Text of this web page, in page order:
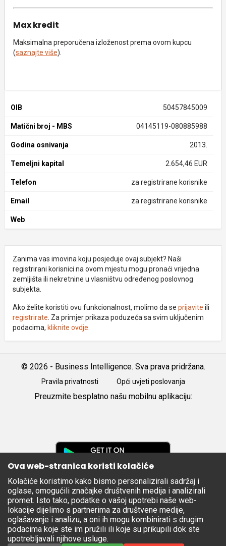
Max kredit
Maksimalna preporučena izloženost prema ovom kupcu
(saznajte više).
OIB 50457845009
Matični broj - MBS 04145119-080885988
Godina osnivanja 2013.
Temeljni kapital 2.654,46 EUR
Telefon za registrirane korisnike
Email za registrirane korisnike
Web
Zanima vas imovina koju posjeduje ovaj subjekt? Naši
registrirani korisnici na ovom mjestu mogu pronaći vrijedna
zemljišta ili nekretnine u vlasništvu određenog poslovnog
subjekta.
Ako želite koristiti ovu funkcionalnost, molimo da se prijavite ili
registrirate . Za primjer prikaza poduzeća sa svim uključenim
podacima, kliknite ovdje
© 2026 - Business Intelligence. Sva prava pridržana.
Pravila privatnosti Opći uvjeti poslovanja
Preuzmite besplatno našu mobilnu aplikaciju:
Apple
Store
Ova web-stranica koristi kolačiće
Kolačiće koristimo kako bismo personalizirali sadržaj i
oglase, omogućili značajke društvenih medija i analizirali
promet. Isto tako, podatke o vašoj upotrebi naše web-
lokacije dijelimo s partnerima za društvene medije,
oglašavanje i analizu, a oni ih mogu kombinirati s drugim
podacima koje ste im pružili ili koje su prikupili dok ste
upotrebljavali njihove usluge.